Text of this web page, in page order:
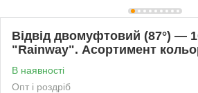
Відвід двомуфтовий (87°) —
"Rainway". Асортимент
В наявності
Опт і роздріб